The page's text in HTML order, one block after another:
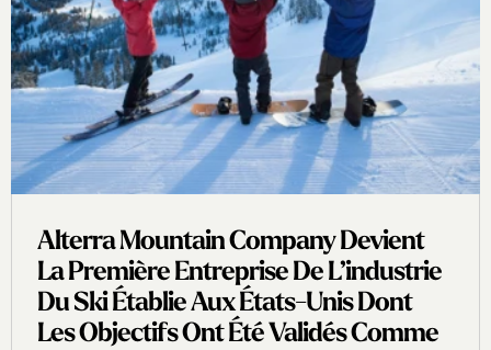
Alterra Mountain Company Devient
La Première Entreprise De L’industrie
Du Ski Établie Aux États-Unis Dont
Les Objectifs Ont Été Validés Comme